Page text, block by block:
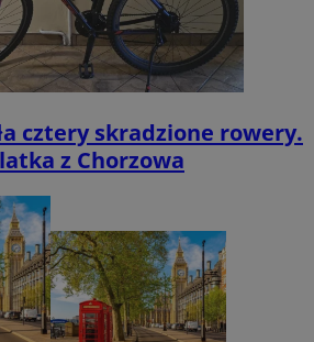
cztery skradzione rowery.
z Chorzowa